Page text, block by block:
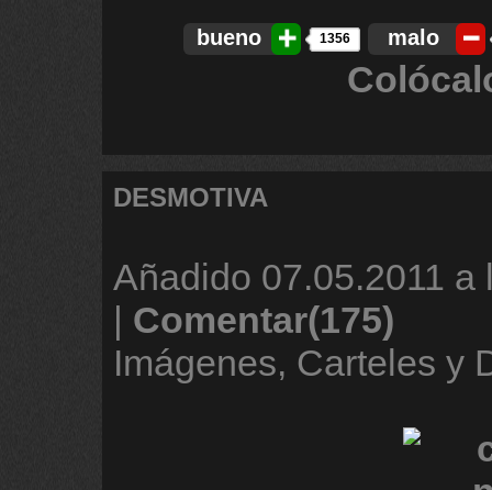
bueno 1356 malo
DESMOTIVA
Añadido 07.05.2011 a
| Comentar(175)
Imágenes, Carteles y